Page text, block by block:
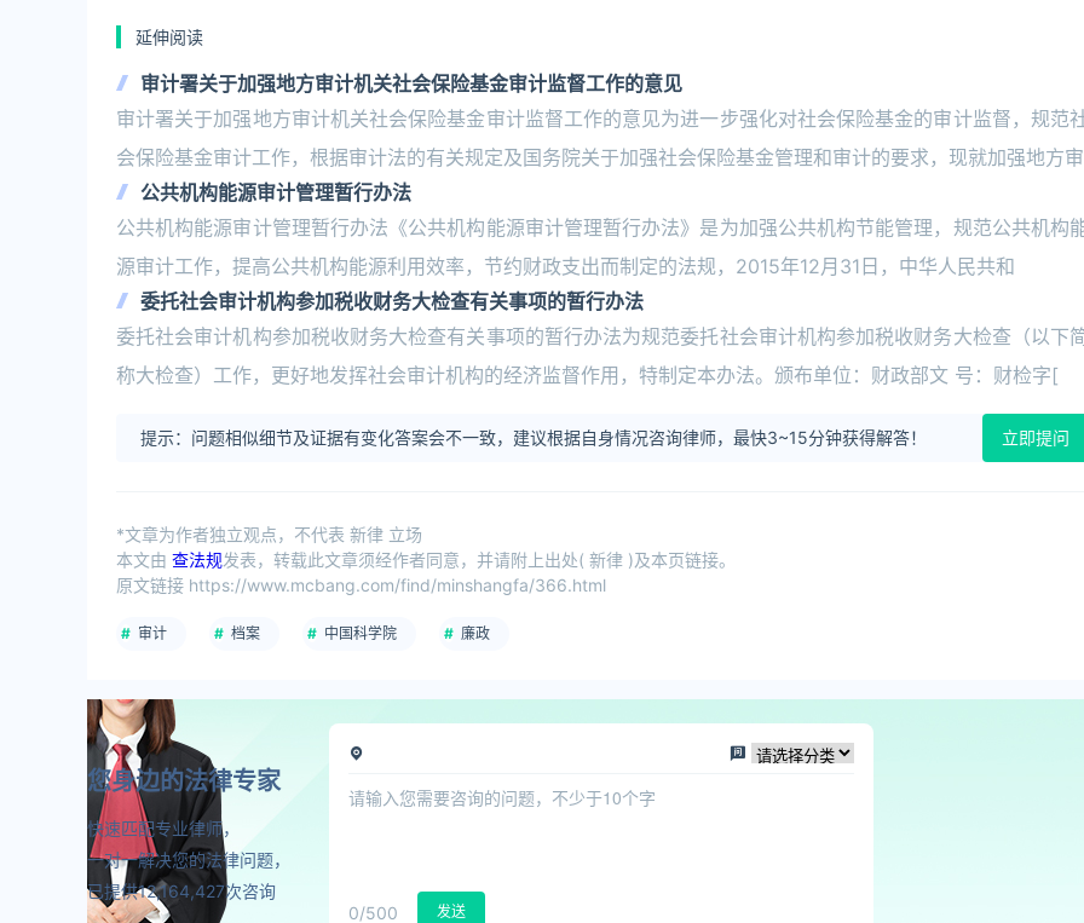
延伸阅读
审计署关于加强地方审计机关社会保险基金审计监督工作的意见
审计署关于加强地方审计机关社会保险基金审计监督工作的意见为进一步强化对社会保险基金的审计监督，规范
会保险基金审计工作，根据审计法的有关规定及国务院关于加强社会保险基金管理和审计的要求，现就加强地方审
公共机构能源审计管理暂行办法
公共机构能源审计管理暂行办法《公共机构能源审计管理暂行办法》是为加强公共机构节能管理，规范公共机构
源审计工作，提高公共机构能源利用效率，节约财政支出而制定的法规，2015年12月31日，中华人民共和
委托社会审计机构参加税收财务大检查有关事项的暂行办法
委托社会审计机构参加税收财务大检查有关事项的暂行办法为规范委托社会审计机构参加税收财务大检查（以下
称大检查）工作，更好地发挥社会审计机构的经济监督作用，特制定本办法。颁布单位：财政部文 号：财检字[
提示：问题相似细节及证据有变化答案会不一致，建议根据自身情况咨询律师，最快3~15分钟获得解答！ 立即提问
*文章为作者独立观点，不代表 新律 立场
本文由 查法规发表，转载此文章须经作者同意，并请附上出处( 新律 )及本页链接。
原文链接 https://www.mcbang.com/find/minshangfa/366.html
审计 档案 中国科学院 廉政
您身边的法律专家
快速匹配专业律师，
一对一解决您的法律问题，
已提供12,164,427次咨询
0/500 发送